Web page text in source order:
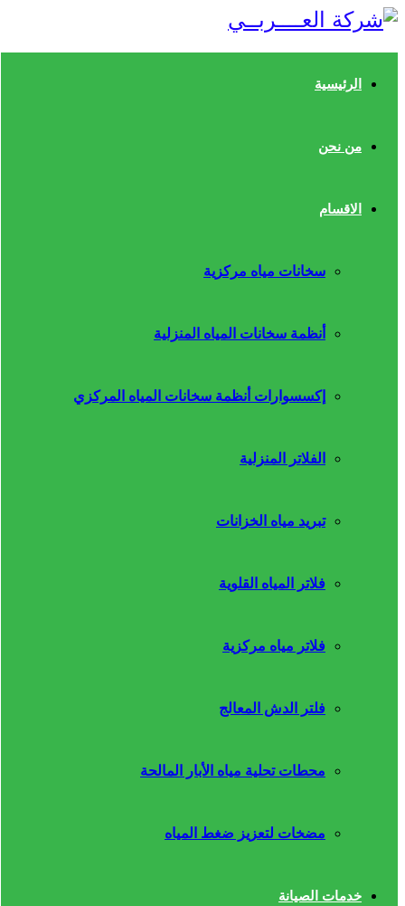
الرئيسية
من نحن
الاقسام
سخانات مياه مركزية
أنظمة سخانات المياه المنزلية
إكسسوارات أنظمة سخانات المياه المركزي
الفلاتر المنزلية
تبريد مياه الخزانات
فلاتر المياه القلوية
فلاتر مياه مركزية
فلتر الدش المعالج
محطات تحلية مياه الأبار المالحة
مضخات لتعزيز ضغط المياه
خدمات الصيانة